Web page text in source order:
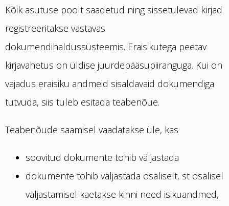
Kõik asutuse poolt saadetud ning sissetulevad kirjad
registreeritakse vastavas
dokumendihaldussüsteemis. Eraisikutega peetav
kirjavahetus on üldise juurdepääsupiiranguga. Kui on
vajadus eraisiku andmeid sisaldavaid dokumendiga
tutvuda, siis tuleb esitada teabenõue.
Teabenõude saamisel vaadatakse üle, kas
soovitud dokumente tohib väljastada
dokumente tohib väljastada osaliselt, st osalisel
väljastamisel kaetakse kinni need isikuandmed,